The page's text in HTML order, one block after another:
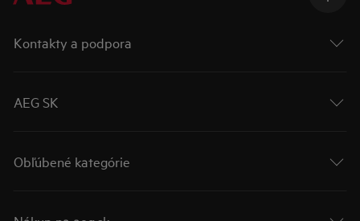
Kontakty a podpora
AEG SK
Obľúbené kategórie